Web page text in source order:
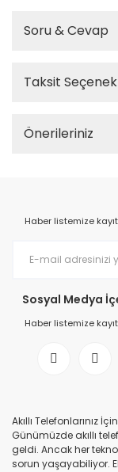
Soru & Cevap
Taksit
Önerileriniz
Haber listemize
Sosyal Medya
Haber listemize
Akıllı Telefonlarınız
Günümüzde akıllı
geldi. Ancak her
sorun yaşayabiliyor.